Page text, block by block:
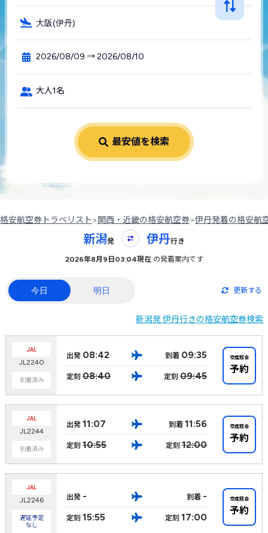
大阪(伊丹)
2026/08/09 → 2026/08/10
大人1名
最安値を検索
格安航空券トラベリスト > 関西・近畿の格安航空券>伊丹発着の格安航
新潟発 伊丹行き
2026年8月9日03:04現在の発着案内です
今日 明日 更新する
新潟発 伊丹行きの格安航空券検索
JL2240
到着済み
出発 08:42 到着 09:35
定刻 08:40 定刻 09:45
空席照会
予約
JL2244
到着済み
出発 11:07 到着 11:56
定刻 10:55 定刻 12:00
空席照会
予約
JL2246
遅延予定
なし
出発 - 到着 -
定刻 15:55 定刻 17:00
空席照会
予約